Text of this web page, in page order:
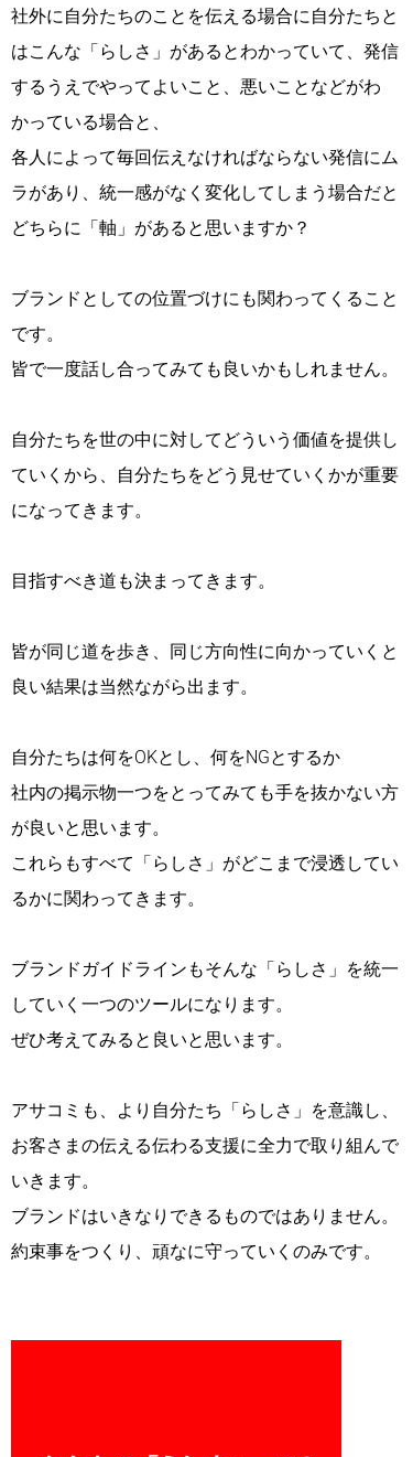
社外に自分たちのことを伝える場合に自分たちと
はこんな「らしさ」があるとわかっていて、発信
するうえでやってよいこと、悪いことなどがわ
かっている場合と、
各人によって毎回伝えなければならない発信にム
ラがあり、統一感がなく変化してしまう場合だと
どちらに「軸」があると思いますか？
ブランドとしての位置づけにも関わってくること
です。
皆で一度話し合ってみても良いかもしれません。
自分たちを世の中に対してどういう価値を提供し
ていくから、自分たちをどう見せていくかが重要
になってきます。
目指すべき道も決まってきます。
皆が同じ道を歩き、同じ方向性に向かっていくと
良い結果は当然ながら出ます。
自分たちは何をOKとし、何をNGとするか
社内の掲示物一つをとってみても手を抜かない方
が良いと思います。
これらもすべて「らしさ」がどこまで浸透してい
るかに関わってきます。
ブランドガイドラインもそんな「らしさ」を統一
していく一つのツールになります。
ぜひ考えてみると良いと思います。
アサコミも、より自分たち「らしさ」を意識し、
お客さまの伝える伝わる支援に全力で取り組んで
いきます。
ブランドはいきなりできるものではありません。
約束事をつくり、頑なに守っていくのみです。